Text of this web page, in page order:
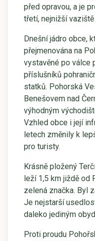
před opravou, a je
třetí, nejnižší
Dnešní jádro obce,
přejmenována na
vystavěné po válce
příslušníků
statků. Pohorská
Benešovem nad
výhodným
Vzhled obce i její
letech změnily k
pro turisty.
Krásně pložený
leží 1,5 km jiždě od
zelená značka. Byl
Je nejstarší
daleko jediným
Proti proudu